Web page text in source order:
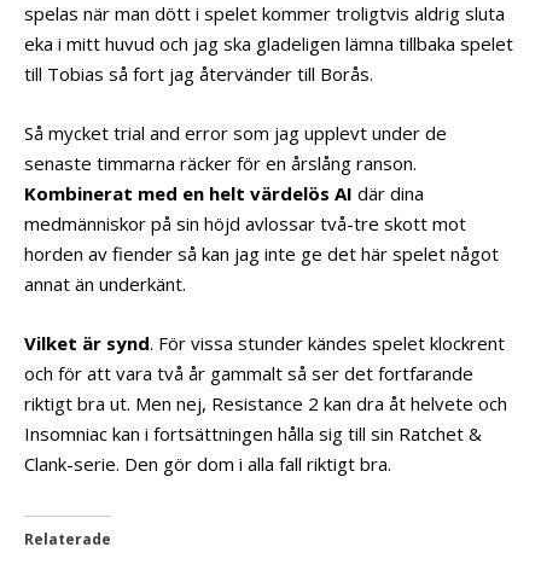
spelas när man dött i spelet kommer troligtvis aldrig sluta
eka i mitt huvud och jag ska gladeligen lämna tillbaka spelet
till Tobias så fort jag återvänder till Borås.
Så mycket trial and error som jag upplevt under de
senaste timmarna räcker för en årslång ranson.
Kombinerat med en helt värdelös AI där dina
medmänniskor på sin höjd avlossar två-tre skott mot
horden av fiender så kan jag inte ge det här spelet något
annat än underkänt.
Vilket är synd. För vissa stunder kändes spelet klockrent
och för att vara två år gammalt så ser det fortfarande
riktigt bra ut. Men nej, Resistance 2 kan dra åt helvete och
Insomniac kan i fortsättningen hålla sig till sin Ratchet &
Clank-serie. Den gör dom i alla fall riktigt bra.
Relaterade